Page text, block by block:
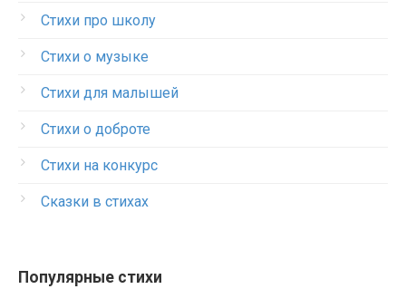
Стихи про школу
Стихи о музыке
Стихи для малышей
Стихи о доброте
Стихи на конкурс
Сказки в стихах
Популярные стихи